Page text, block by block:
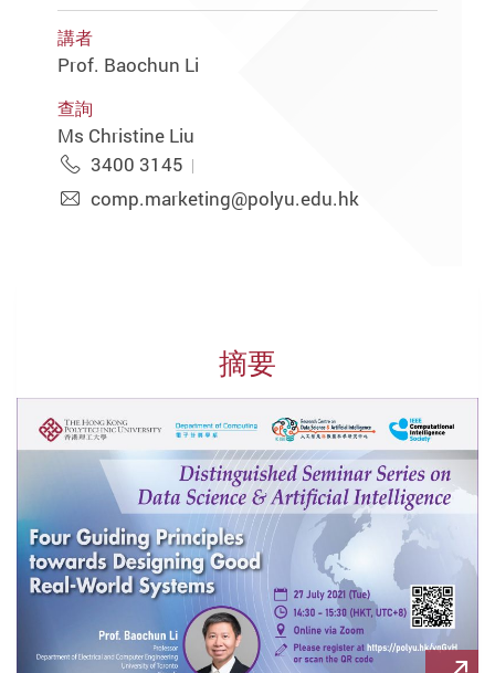
講者
Prof. Baochun Li
查詢
Ms Christine Liu
3400 3145
comp.marketing@polyu.edu.hk
摘要